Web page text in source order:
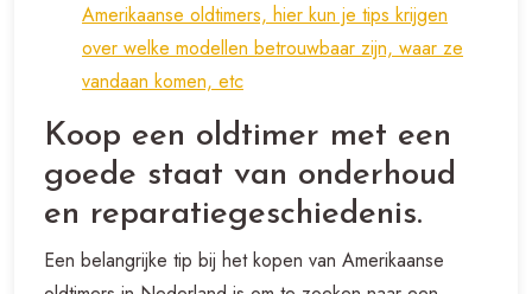
Amerikaanse oldtimers, hier kun je tips krijgen
over welke modellen betrouwbaar zijn, waar ze
vandaan komen, etc
Koop een oldtimer met een
goede staat van onderhoud
en reparatiegeschiedenis.
Een belangrijke tip bij het kopen van Amerikaanse